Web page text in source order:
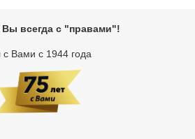
всегда с "правами"!
Вами с 1944 года